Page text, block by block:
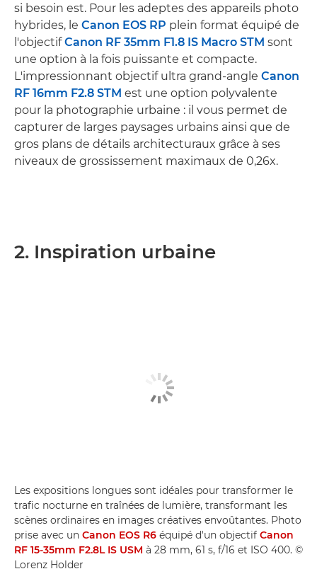
si besoin est. Pour les adeptes des appareils photo
hybrides, le Canon EOS RP plein format équipé de
l'objectifCanon RF 35mm F1.8 IS Macro STM sont
une option à la fois puissante et compacte.
L'impressionnant objectif ultra grand-angle Canon
RF 16mm F2.8 STM est une option polyvalente
pour la photographie urbaine : il vous permet de
capturer de larges paysages urbains ainsi que de
gros plans de détails architecturaux grâce à ses
niveaux de grossissement maximaux de 0,26x.
2. Inspiration urbaine
Les expositions longues sont idéales pour transformer le
trafic nocturne en traînées de lumière, transformant les
scènes ordinaires en images créatives envoûtantes. Photo
prise avec un Canon EOS R6 équipé d'un objectif Canon
RF 15-35mm F2.8L IS USM à 28 mm, 61 s, f/16 et ISO 400. ©
Lorenz Holder